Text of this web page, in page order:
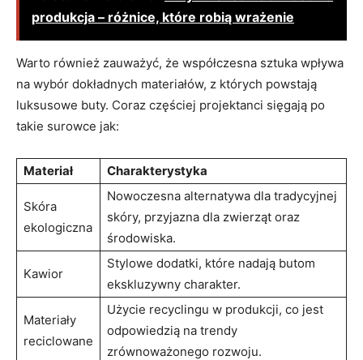
produkcja – różnice, które robią wrażenie
Warto również zauważyć, że współczesna sztuka wpływa
na wybór dokładnych materiałów, z których powstają
luksusowe buty. Coraz częściej projektanci sięgają po
takie surowce jak:
Materiał Charakterystyka
Skóra
ekologiczna
Nowoczesna alternatywa dla tradycyjnej
skóry, przyjazna dla zwierząt oraz
środowiska.
Kawior
Stylowe dodatki, które nadają butom
ekskluzywny charakter.
Materiały
reciclowane
Użycie recyclingu w produkcji, co jest
odpowiedzią na trendy
zrównoważonego rozwoju.